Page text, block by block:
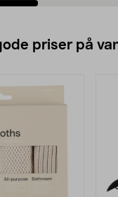
priser på